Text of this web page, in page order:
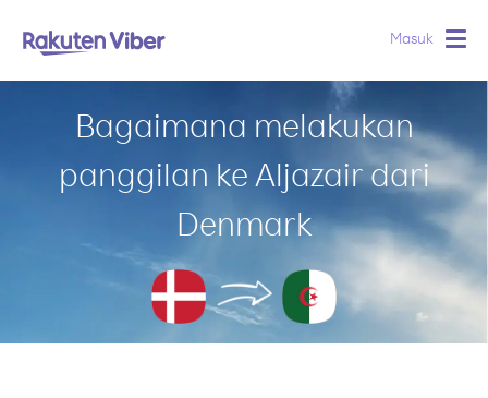
Masuk
Bagaimana melakukan
panggilan ke Aljazair dari
Denmark